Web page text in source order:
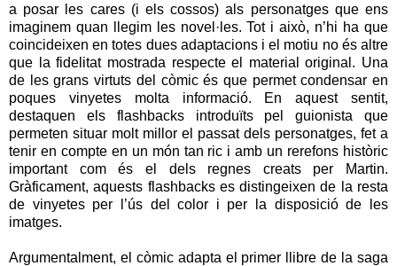
a posar les cares (i els cossos) als personatges que ens
imaginem quan llegim les novel·les. Tot i això, n’hi ha que
coincideixen en totes dues adaptacions i el motiu no és altre
que la fidelitat mostrada respecte el material original. Una
de les grans virtuts del còmic és que permet condensar en
poques vinyetes molta informació. En aquest sentit,
destaquen els flashbacks introduïts pel guionista que
permeten situar molt millor el passat dels personatges, fet a
tenir en compte en un món tan ric i amb un rerefons històric
important com és el dels regnes creats per Martin.
Gràficament, aquests flashbacks es distingeixen de la resta
de vinyetes per l’ús del color i per la disposició de les
imatges.
Argumentalment, el còmic adapta el primer llibre de la saga